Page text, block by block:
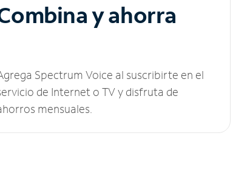
y ahorra
Spectrum Voice al suscribirte en el
de Internet o TV y disfruta de
mensuales.